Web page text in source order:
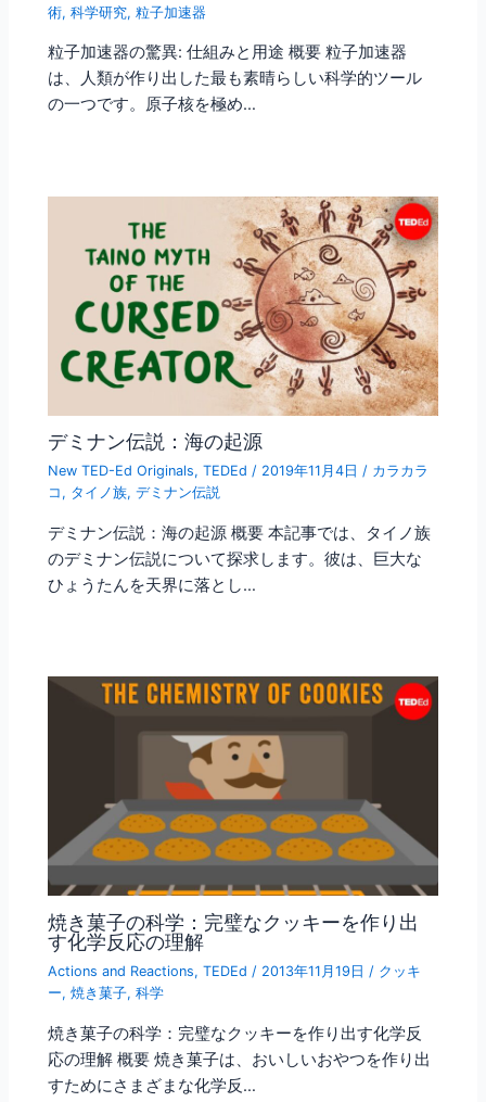
術,科学研究,粒子加速器
粒子加速器の驚異: 仕組みと用途 概要 粒子加速器
は、人類が作り出した最も素晴らしい科学的ツール
の一つです。原子核を極め…
デミナン伝説：海の起源
New TED-Ed Originals,TEDEd / 2019年11月4日/ カラカラ
コ , タイノ族,デミナン伝説
デミナン伝説：海の起源 概要 本記事では、タイノ族
のデミナン伝説について探求します。彼は、巨大な
ひょうたんを天界に落とし…
焼き菓子の科学：完璧なクッキーを作り出
す化学反応の理解
Actions and Reactions,TEDEd / 2013年11月19日/ クッキ
ー,焼き菓子,科学
焼き菓子の科学：完璧なクッキーを作り出す化学反
応の理解 概要 焼き菓子は、おいしいおやつを作り出
すためにさまざまな化学反…